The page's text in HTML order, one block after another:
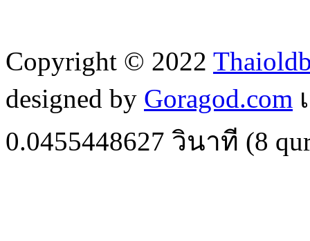
Copyright © 2022
designed by Goragod.com
0.0455448627 วินาที (8